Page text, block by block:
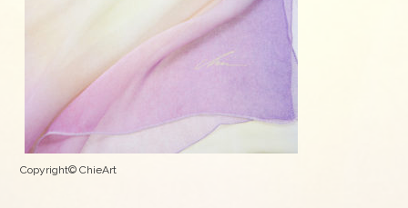
Copyright© ChieArt